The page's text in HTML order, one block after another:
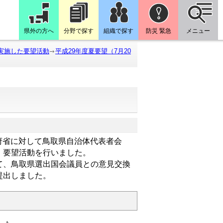
県外の方へ 分野で探す 組織で探す 防災 緊急 メニュー
施した要望活動 平成29年度夏要望（7月20
に対して鳥取県自治体代表者会
望活動を行いました。
鳥取県選出国会議員との意見交換
しました。